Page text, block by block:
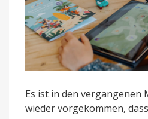
Es ist in den vergangenen
wieder vorgekommen,